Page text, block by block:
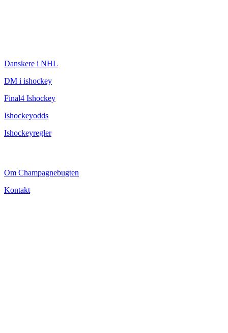
Danskere i NHL
DM i ishockey
Final4 Ishockey
Ishockeyodds
Ishockeyregler
Om Champagnebugten
Kontakt